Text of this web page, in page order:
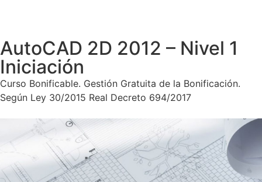
AutoCAD 2D 2012 – Nivel 1
Iniciación
Curso Bonificable. Gestión Gratuita de la Bonificación.
Según Ley 30/2015 Real Decreto 694/2017